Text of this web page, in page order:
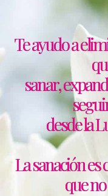
Te ayudo a
sanar,
desde la
La sanación
que